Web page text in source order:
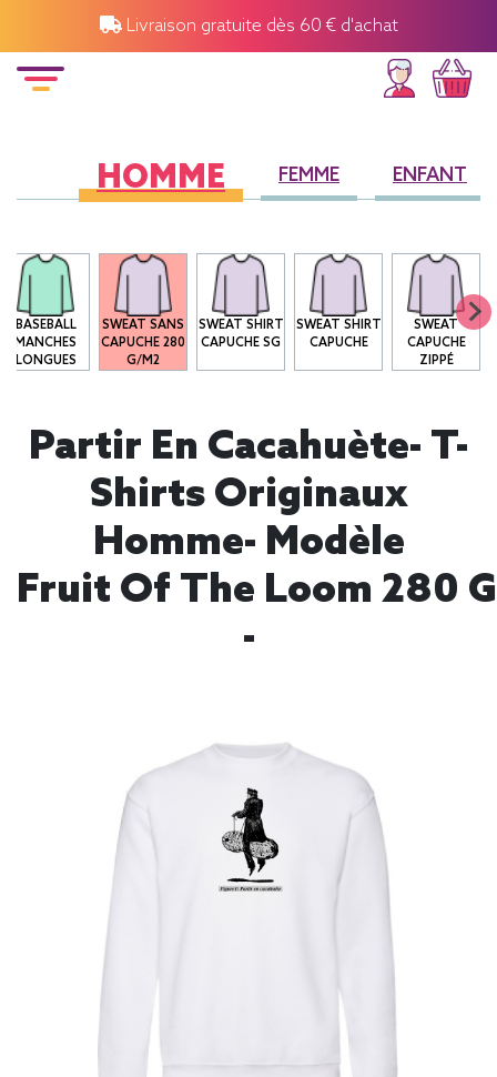
Livraison gratuite dès 60 € d'achat
HOMME FEMME ENFANT
BASEBALL
MANCHES
LONGUES
SWEAT SANS
CAPUCHE 280
G/M2
SWEAT SHIRT
CAPUCHE SG
SWEAT SHIRT
CAPUCHE
SWEAT
CAPUCHE
ZIPPÉ
Partir En Cacahuète- T-
Shirts Originaux
Homme- Modèle
Fruit Of The Loom 280
-